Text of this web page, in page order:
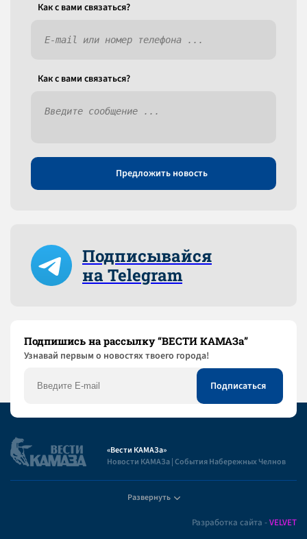
Как c вами связаться?
Как c вами связаться?
Предложить новость
Подписывайся
на Telegram
Подпишись на рассылку “ВЕСТИ КАМАЗа”
Узнaвай первым о новостях твоего города!
«Вести КАМАЗа»
Новости КАМАЗа | События Набережных Челнов
Развернуть
Разработка сайта -VELVET